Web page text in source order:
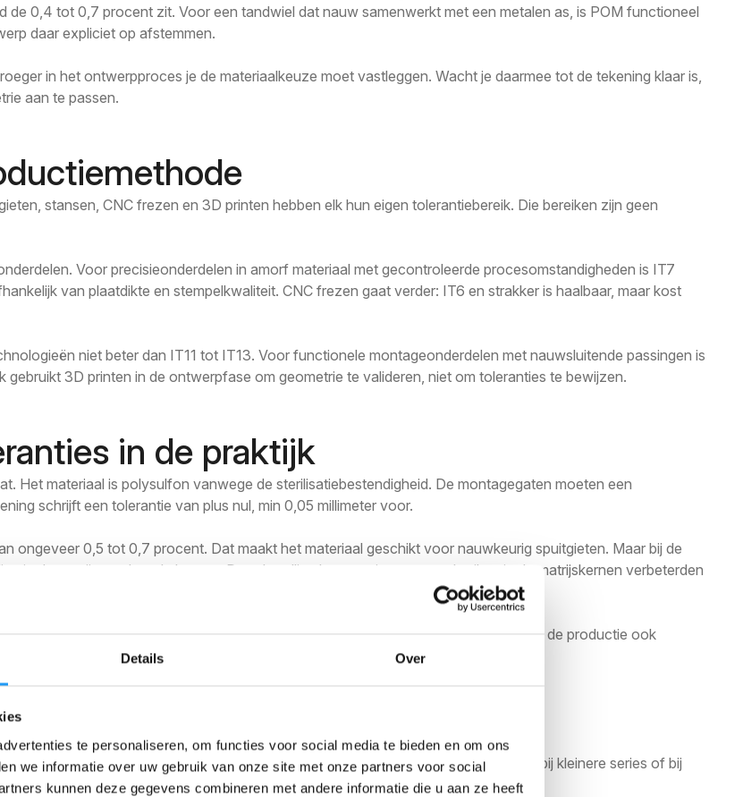
Details Over
te personaliseren, om functies voor social media te bieden en om ons
we informatie over uw gebruik van onze site met onze partners voor social
kunnen deze gegevens combineren met andere informatie die u aan ze heeft
0,4 tot 0,7 procent zit. Voor een tandwiel dat nauw samenwerkt met een metalen as, is POM functioneel
daar expliciet op afstemmen.
in het ontwerpproces je de materiaalkeuze moet vastleggen. Wacht je daarmee tot de tekening klaar is,
aan te passen.
stansen, CNC frezen en 3D printen hebben elk hun eigen tolerantiebereik. Die bereiken zijn geen
Voor precisieonderdelen in amorf materiaal met gecontroleerde procesomstandigheden is IT7
van plaatdikte en stempelkwaliteit. CNC frezen gaat verder: IT6 en strakker is haalbaar, maar kost
niet beter dan IT11 tot IT13. Voor functionele montageonderdelen met nauwsluitende passingen is
3D printen in de ontwerpfase om geometrie te valideren, niet om toleranties te bewijzen.
in de praktijk
Het materiaal is polysulfon vanwege de sterilisatiebestendigheid. De montagegaten moeten een
schrijft een tolerantie van plus nul, min 0,05 millimeter voor.
ongeveer 0,5 tot 0,7 procent. Dat maakt het materiaal geschikt voor nauwkeurig spuitgieten. Maar bij de
in de matrijs rondom de kernen. Door berylliumkoperen inserts te gebruiken in de matrijskernen verbeterden
consistent.
verschil maakt tussen een onderdeel dat op papier klopt en een onderdeel dat in de productie ook
als onderschat onderdeel
borgen is stap twee. Die stap wordt regelmatig overgeslagen, zeker bij kleinere series of bij